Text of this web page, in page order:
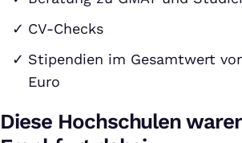
CV-Checks
Stipendien im Gesamtwert
Euro
Diese Hochschulen